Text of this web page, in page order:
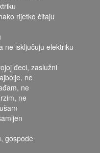
rijetko čitaju
ne isključuju elektriku
đeci, zaslužni
ne
ne
ne
gospode